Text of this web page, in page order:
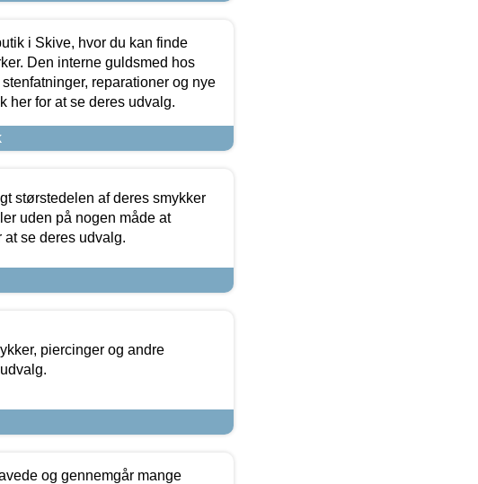
i Skive, hvor du kan finde
Den interne guldsmed hos
reparationer og nye
her for at se deres udvalg.
størstedelen af deres smykker
uden på nogen måde at
at se deres udvalg.
piercinger og andre
og gennemgår mange